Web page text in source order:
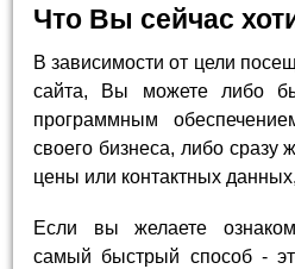
Что Вы сейчас
В зависимости от цели
сайта, Вы можете либо
программным
своего бизнеса, либо сразу
цены или контактных
Если вы желаете
самый быстрый способ -